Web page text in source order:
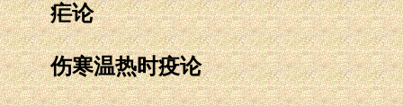
疟论
伤寒温热时疫论